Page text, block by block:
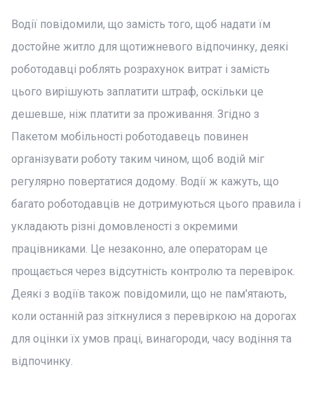
Водії повідомили, що замість того, щоб надати їм
достойне житло для щотижневого відпочинку, деякі
роботодавці роблять розрахунок витрат і замість
цього вирішують заплатити штраф, оскільки це
дешевше, ніж платити за проживання. Згідно з
Пакетом мобільності роботодавець повинен
організувати роботу таким чином, щоб водій міг
регулярно повертатися додому. Водії ж кажуть, що
багато роботодавців не дотримуються цього правила і
укладають різні домовленості з окремими
працівниками. Це незаконно, але операторам це
прощається через відсутність контролю та перевірок.
Деякі з водіїв також повідомили, що не пам'ятають,
коли останній раз зіткнулися з перевіркою на дорогах
для оцінки їх умов праці, винагороди, часу водіння та
відпочинку.